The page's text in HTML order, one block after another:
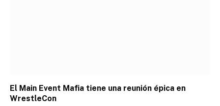
El Main Event Mafia tiene una reunión épica en
WrestleCon